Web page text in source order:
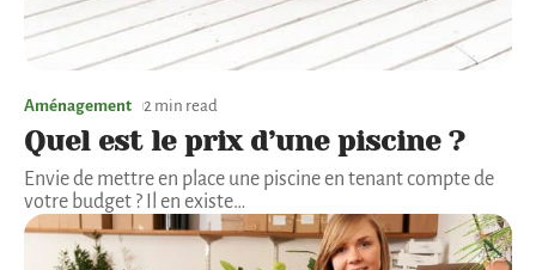
Aménagement 2 min read
Quel est le prix d’une piscine ?
Envie de mettre en place une piscine en tenant compte de
votre budget ? Il en existe…